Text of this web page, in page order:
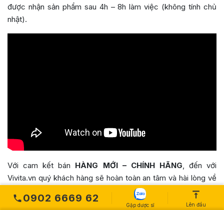
được nhận sản phẩm sau 4h – 8h làm việc (không tính chủ
nhật).
Với cam kết bán HÀNG MỚI – CHÍNH HÃNG , đến với
Vivita.vn quý khách hàng sẽ hoàn toàn an tâm và hài lòng về
0902 6669 62
Gặp dược sĩ Lên đầu